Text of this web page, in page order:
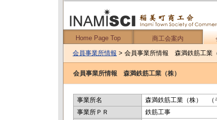
Home Page Top 商工会案内
会員事業所情報 > 会員事業所情報 森満鉄筋工業
会員事業所情報 森満鉄筋工業（株）
事業所名
森満鉄筋工業（株） （
事業所ＰＲ
鉄筋工事